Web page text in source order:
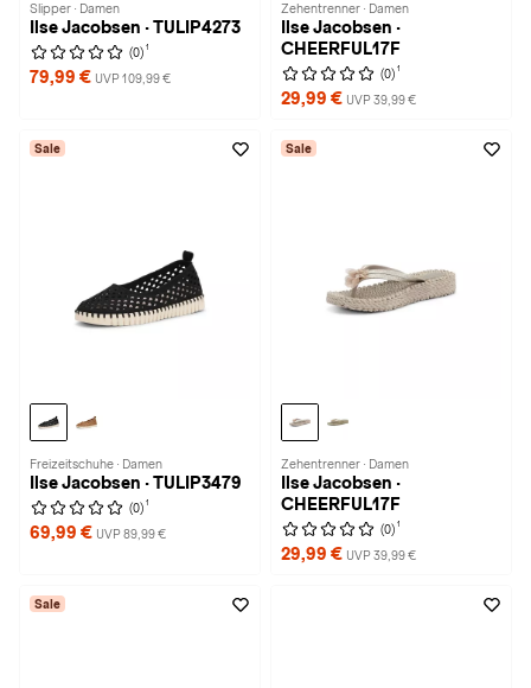
Slipper · Damen
Ilse Jacobsen · TULIP4273
(0) 1
79,99 € UVP 109,99 €
Zehentrenner · Damen
Ilse Jacobsen ·
CHEERFUL17F
(0) 1
29,99 € UVP 39,99 €
Sale
Freizeitschuhe · Damen
Ilse Jacobsen · TULIP3479
(0) 1
69,99 € UVP 89,99 €
Sale
Zehentrenner · Damen
Ilse Jacobsen ·
CHEERFUL17F
(0) 1
29,99 € UVP 39,99 €
Sale